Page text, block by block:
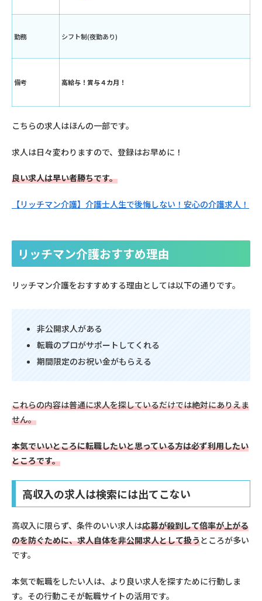
勤務 シフト制(夜勤あり)
備考 高給与！賞与４カ月！
こちらの求人はほんの一部です。
求人は日々変わりますので、登録はお早めに！
良い求人は早い者勝ちです。
【リッチマン介護】介護士人生で後悔しない！安心の介護求人！
リッチマン介護おすすめ理由
リッチマン介護をおすすめする理由としては以下の通りです。
非公開求人がある
転職のプロがサポートしてくれる
期間限定のお祝い金がもらえる
これらの内容は普通に求人を探しているだけでは絶対にありえま
せん。
本気でいいところに転職したいと思っている方は必ず利用したい
ところです。
高収入の求人は検索には出てこない
高収入に限らず、条件のいい求人は応募が殺到して倍率が上がる
のを防ぐために、求人自体を非公開求人として扱うところが多い
です。
本気で転職をしたい人は、より良い求人を探すために行動しま
す。その行動こそが転職サイトの活用です。